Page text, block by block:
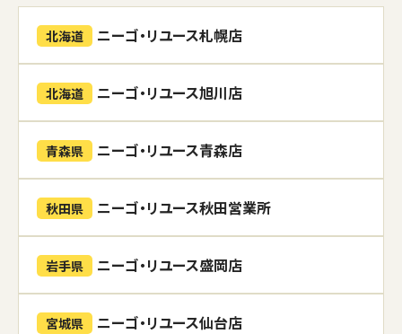
北海道 ニーゴ・リユース札幌店
北海道 ニーゴ・リユース旭川店
青森県 ニーゴ・リユース青森店
秋田県 ニーゴ・リユース秋田営業所
岩手県 ニーゴ・リユース盛岡店
宮城県 ニーゴ・リユース仙台店